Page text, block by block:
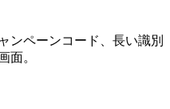
ンペーンコード、長い識別
面。